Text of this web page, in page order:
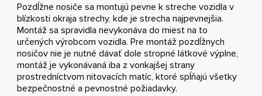
Pozdĺžne nosiče sa montujú pevne k streche vozidla v
blízkosti okraja strechy, kde je strecha najpevnejšia.
Montáž sa spravidla nevykonáva do miest na to
určených výrobcom vozidla. Pre montáž pozdĺžnych
nosičov nie je nutné dávať dole stropné látkové výplne,
montáž je vykonávaná iba z vonkajšej strany
prostredníctvom nitovacích matíc, ktoré spĺňajú všetky
bezpečnostné a pevnostné požiadavky.